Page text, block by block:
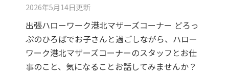
2026年5月14日更新
出張ハローワーク港北マザーズコーナー どろっ
ぷのひろばでお子さんと過ごしながら、ハロー
ワーク港北マザーズコーナーのスタッフとお仕
事のこと、気になることお話してみませんか？